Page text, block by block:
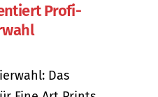
Profi-
Das